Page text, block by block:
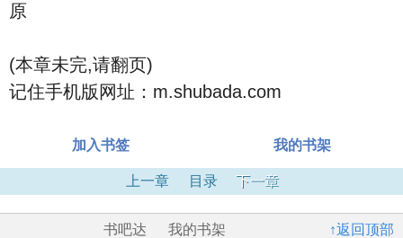
原
(本章未完,请翻页)
记住手机版网址：m.shubada.com
加入书签 我的书架
上一章 目录 下一章
↑返回顶部
书吧达 我的书架